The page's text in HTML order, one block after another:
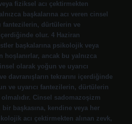
fiziksel acı çektirmekten
başkalarına acı veren cinsel
fantezilerin, dürtülerin ve
olur. 4 Haziran
başkalarına psikolojik veya
hoşlanırlar, ancak bu yalnızca
olarak yoğun ve uyarıcı
davranışların tekrarını içerdiğinde
ve uyarıcı fantezilerin, dürtülerin
olmalıdır. Cinsel sadomazoşizm
başkasına, kendine veya her
acı çektirmekten alınan zevk,